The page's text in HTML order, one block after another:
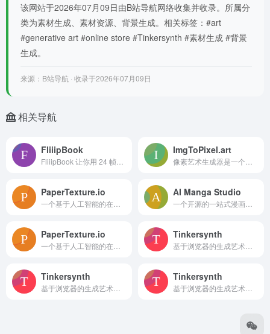
该网站于2026年07月09日由B站导航网络收集并收录。所属分
类为素材生成、素材资源、背景生成。相关标签：#art
#generative art #online store #Tinkersynth #素材生成 #背景
生成。
来源：B站导航 · 收录于2026年07月09日
相关导航
FliiipBook ImgToPixel.art
PaperTexture.io AI Manga Studio
PaperTexture.io Tinkersynth
Tinkersynth Tinkersynth